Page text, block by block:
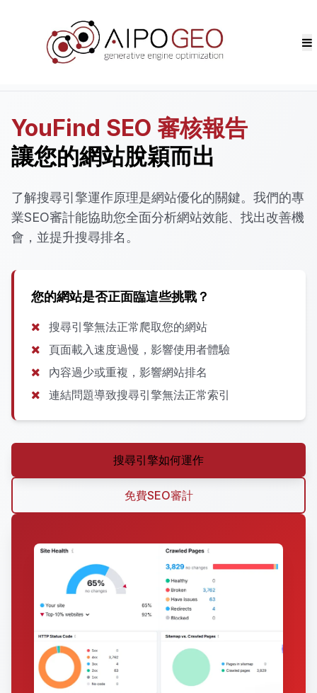
YouFind SEO 審核報告
讓您的網站脫穎而出
了解搜尋引擎運作原理是網站優化的關鍵。我們的專
業SEO審計能協助您全面分析網站效能、找出改善機
會，並提升搜尋排名。
您的網站是否正面臨這些挑戰？
搜尋引擎無法正常爬取您的網站
頁面載入速度過慢，影響使用者體驗
內容過少或重複，影響網站排名
連結問題導致搜尋引擎無法正常索引
搜尋引擎如何運作
免費SEO審計